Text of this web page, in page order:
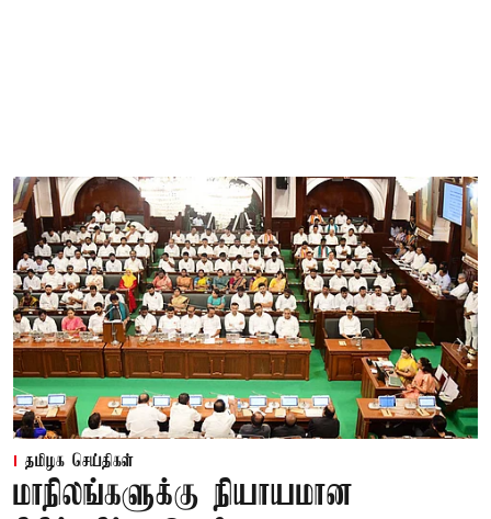
தமிழக செய்திகள்
மாநிலங்களுக்கு நியாயமான